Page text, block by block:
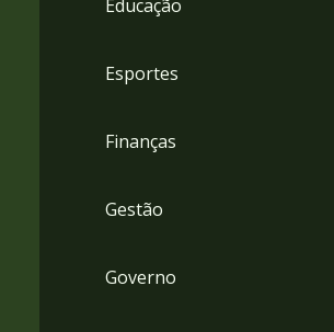
Educação
Esportes
Finanças
Gestão
Governo